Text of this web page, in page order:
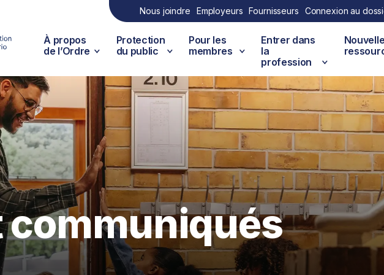
Nous joindre Employeurs Fournisseurs Connexion au
À propos
de l’Ordre
Protection
du public
Pour les
membres
Entrer dans
la
profession
communiqués